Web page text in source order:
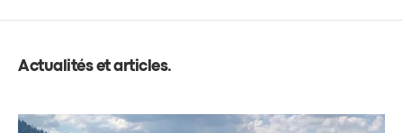
Actualités et articles.